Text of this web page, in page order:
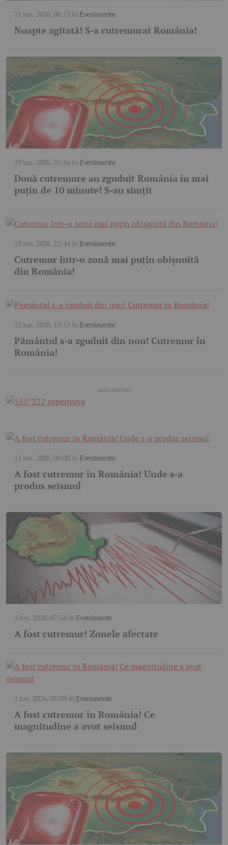
21 iun. 2026, 08:53în Evenimente
Noapte agitată! S-a cutremurat România!
19 iun. 2026, 21:56în Evenimente
Două cutremure au zguduit România în mai
puțin de 10 minute! S-au simțit
18 iun. 2026, 22:44în Evenimente
Cutremur într-o zonă mai puțin obișnuită
din România!
12 iun. 2026, 13:15 în Evenimente
Pământul s-a zguduit din nou! Cutremur în
România!
11 iun. 2026, 08:00în Evenimente
A fost cutremur în România! Unde s-a
produs seismul
3 iun. 2026, 07:56în Evenimente
A fost cutremur! Zonele afectate
1 iun. 2026, 08:08în Evenimente
A fost cutremur în România! Ce
magnitudine a avut seismul